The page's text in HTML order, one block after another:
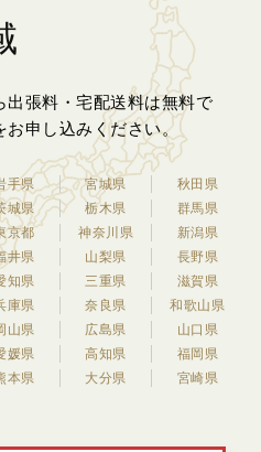
張料・宅配送料は無料で
お申し込みください。
手県 宮城県
秋田県
城県 栃木県
群馬県
京都 神奈川県
新潟県
井県 山梨県
長野県
知県 三重県
滋賀県
庫県 奈良県
和歌山県
山県 広島県
山口県
媛県 高知県
福岡県
本県 大分県
宮崎県